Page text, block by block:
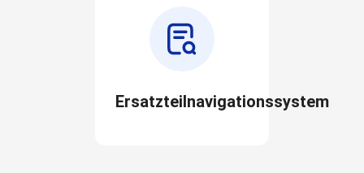
Ersatzteilnavigationssystem